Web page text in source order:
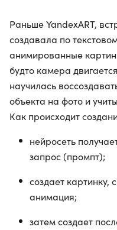
Раньше YandexART,
создавала по
анимированные
будто камера
научилась
объекта на фото и
Как происходит
нейросеть
запрос (промпт);
создает картинку,
анимация;
затем создает